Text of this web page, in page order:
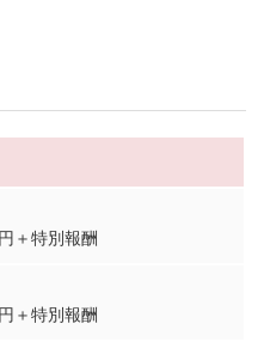
＋特別報酬
＋特別報酬